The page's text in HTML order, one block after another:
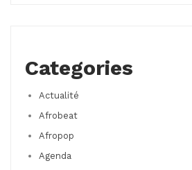
Categories
Actualité
Afrobeat
Afropop
Agenda